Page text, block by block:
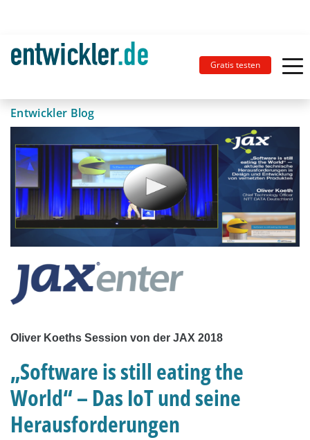
Gratis testen
Entwickler Blog
Oliver Koeths Session von der JAX 2018
„Software is still eating the
World“ – Das IoT und seine
Herausforderungen